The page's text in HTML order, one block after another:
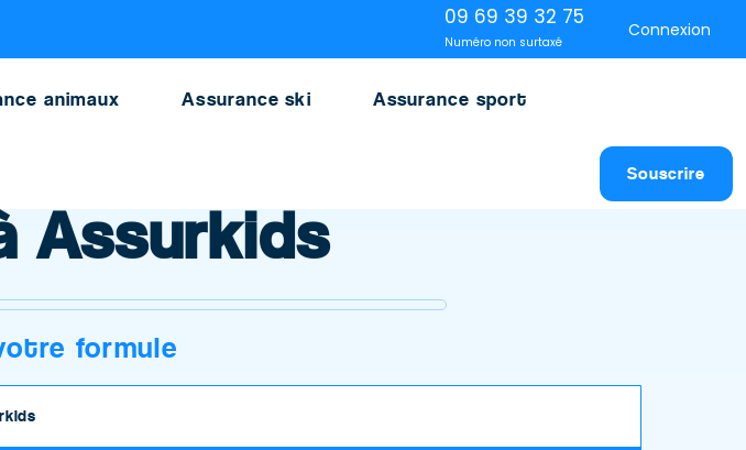
Connexion
09 69 39 32 75
Numéro non surtaxé
animaux Assurance ski Assurance sport
Souscrire
Assurkids
formule